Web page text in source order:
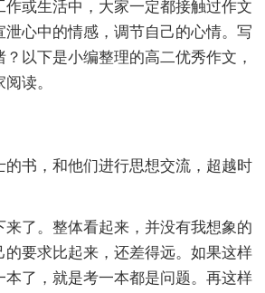
作或生活中，大家一定都接触过作文
泄心中的情感，调节自己的心情。写
以下是小编整理的高二优秀作文，
读。
的书，和他们进行思想交流，超越时
来了。整体看起来，并没有我想象的
的要求比起来，还差得远。如果这样
本了，就是考一本都是问题。再这样